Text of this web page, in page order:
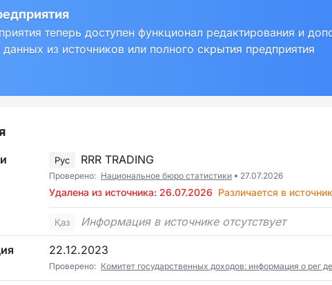
теперь доступен функционал редактирования и
из источников или полного скрытия предприятия
Рус RRR TRADING
Проверено: Национальное бюро статистики 27.07.2026
Удалена из источника: 26.07.2026 Различается в
Қаз Информация в источнике отсутствует
22.12.2023
Проверено: Комитет государственных доходов: информация о рег